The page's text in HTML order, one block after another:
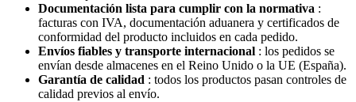
Documentación lista para cumplir con la normativa :
facturas con IVA, documentación aduanera y certificados de
conformidad del producto incluidos en cada pedido.
Envíos fiables y transporte internacional : los pedidos se
envían desde almacenes en el Reino Unido o la UE (España).
Garantía de calidad : todos los productos pasan controles de
calidad previos al envío.